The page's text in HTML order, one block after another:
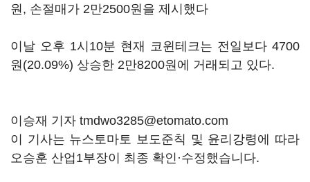
원, 손절매가 2만2500원을 제시했다
이날 오후 1시10분 현재 코윈테크는 전일보다 4700
원(20.09%) 상승한 2만8200원에 거래되고 있다.
이승재 기자 tmdwo3285@etomato.com
이 기사는 뉴스토마토 보도준칙 및 윤리강령에 따라
오승훈 산업1부장이 최종 확인·수정했습니다.